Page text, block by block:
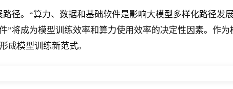
径。“算力、数据和基础软件是影响大模型多样化路径发
将成为模型训练效率和算力使用效率的决定性因素。作
成模型训练新范式。